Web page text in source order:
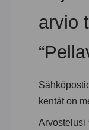
arvio
kentät on
Arvostelusi